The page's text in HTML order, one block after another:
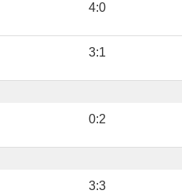
4:0
3:1
0:2
3:3